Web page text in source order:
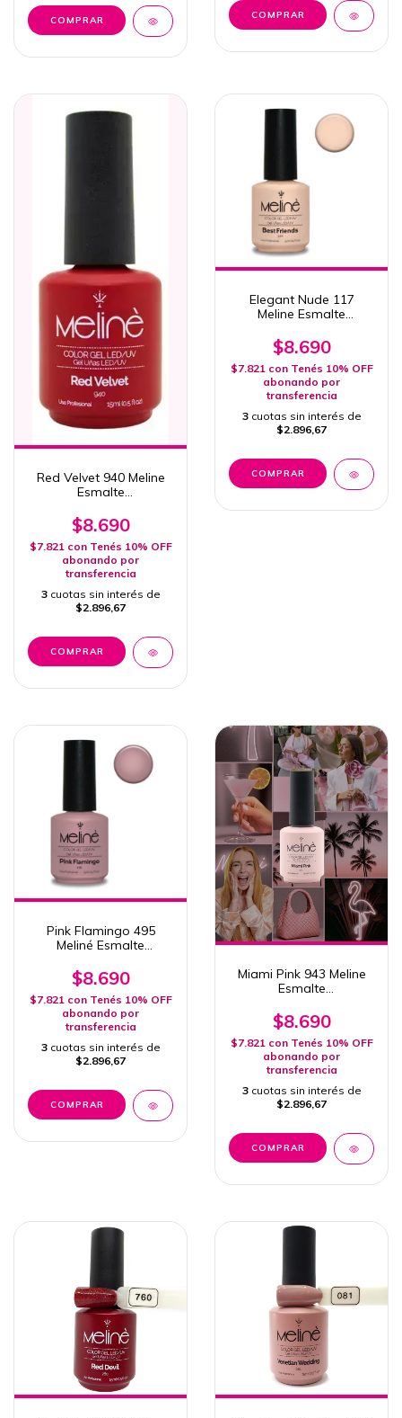
Red Velvet 940 Meline
Esmalte
Uv/Led 15ml
$8.690
$7.821 con Tenés 10% OFF
abonando por
transferencia
3 cuotas sin interés de
$2.896,67
Elegant Nude 117
Meline Esmalte
15ml
$8.690
$7.821 con Tenés 10% OFF
abonando por
transferencia
3 cuotas sin interés de
$2.896,67
Pink Flamingo 495
Meliné Esmalte
Uv/Led 15ml
$8.690
$7.821 con Tenés 10% OFF
abonando por
transferencia
3 cuotas sin interés de
$2.896,67
Miami Pink 943 Meline
Esmalte
Uv/Led
$8.690
$7.821 con Tenés 10% OFF
abonando por
transferencia
3 cuotas sin interés de
$2.896,67